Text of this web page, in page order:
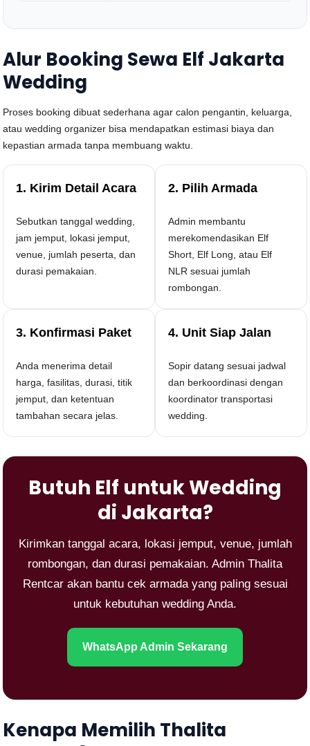
Alur Booking Sewa Elf Jakarta
Wedding
Proses booking dibuat sederhana agar calon pengantin, keluarga,
atau wedding organizer bisa mendapatkan estimasi biaya dan
kepastian armada tanpa membuang waktu.
1. Kirim Detail Acara
Sebutkan tanggal wedding,
jam jemput, lokasi jemput,
venue, jumlah peserta, dan
durasi pemakaian.
2. Pilih Armada
Admin membantu
merekomendasikan Elf
Short, Elf Long, atau Elf
NLR sesuai jumlah
rombongan.
3. Konfirmasi Paket
Anda menerima detail
harga, fasilitas, durasi, titik
jemput, dan ketentuan
tambahan secara jelas.
4. Unit Siap Jalan
Sopir datang sesuai jadwal
dan berkoordinasi dengan
koordinator transportasi
wedding.
Butuh Elf untuk Wedding
di Jakarta?
Kirimkan tanggal acara, lokasi jemput, venue, jumlah
rombongan, dan durasi pemakaian. Admin Thalita
Rentcar akan bantu cek armada yang paling sesuai
untuk kebutuhan wedding Anda.
WhatsApp Admin Sekarang
Kenapa Memilih Thalita